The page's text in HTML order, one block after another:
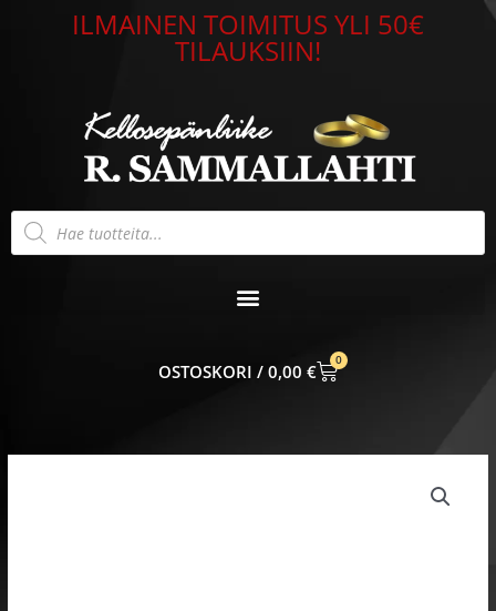
ILMAINEN TOIMITUS YLI 50€
TILAUKSIIN!
Products
search
0,00 €
0
CART